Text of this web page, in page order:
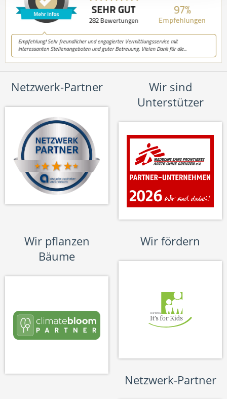
Netzwerk-Partner
Wir sind
Unterstützer
Wir pflanzen
Bäume
Wir fördern
Netzwerk-Partner